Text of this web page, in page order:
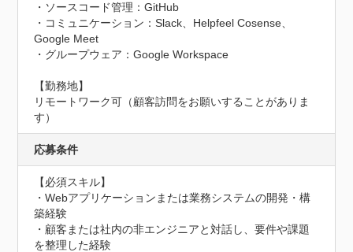
・ソースコード管理：GitHub
・コミュニケーション：Slack、Helpfeel Cosense、
Google Meet
・グループウェア：Google Workspace
【勤務地】
リモートワーク可（顧客訪問をお願いすることがありま
す）
応募条件
【必須スキル】
・Webアプリケーションまたは業務システムの開発・構
築経験
・顧客または社内の非エンジニアと対話し、要件や課題
を整理した経験